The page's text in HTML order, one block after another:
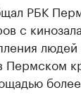
РБК
с
людей
Пермском